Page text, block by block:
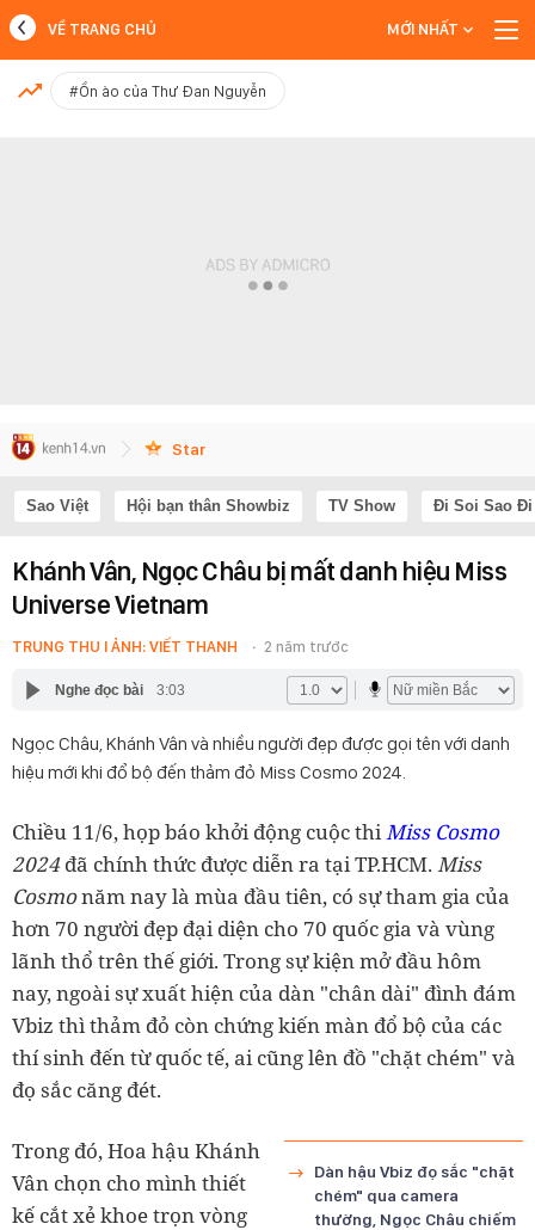
MỚI NHẤT
VỀ TRANG CHỦ MỚI NHẤT
#Ồn ào của Thư Đan Nguyễn
Star
Sao Việt Hội bạn thân Showbiz TV Show Đi Soi Sao Đi
Khánh Vân, Ngọc Châu bị mất danh hiệu Miss
Universe Vietnam
TRUNG THU I ẢNH: VIẾT THANH 2 năm trước
Nghe đọc bài 3:03
Ngọc Châu, Khánh Vân và nhiều người đẹp được gọi tên với danh
hiệu mới khi đổ bộ đến thảm đỏ Miss Cosmo 2024.
Chiều 11/6, họp báo khởi động cuộc thiMiss Cosmo
2024đã chính thức được diễn ra tại TP.HCM. Miss
Cosmonăm nay là mùa đầu tiên, có sự tham gia của
hơn 70 người đẹp đại diện cho 70 quốc gia và vùng
lãnh thổ trên thế giới. Trong sự kiện mở đầu hôm
nay, ngoài sự xuất hiện của dàn "chân dài" đình đám
Vbiz thì thảm đỏ còn chứng kiến màn đổ bộ của các
thí sinh đến từ quốc tế, ai cũng lên đồ "chặt chém" và
đọ sắc căng đét.
Dàn hậu Vbiz đọ sắc "chặt
chém" qua camera
thường, Ngọc Châu chiếm
Trong đó, Hoa hậu Khánh
Vân chọn cho mình thiết
kế cắt xẻ khoe trọn vòng